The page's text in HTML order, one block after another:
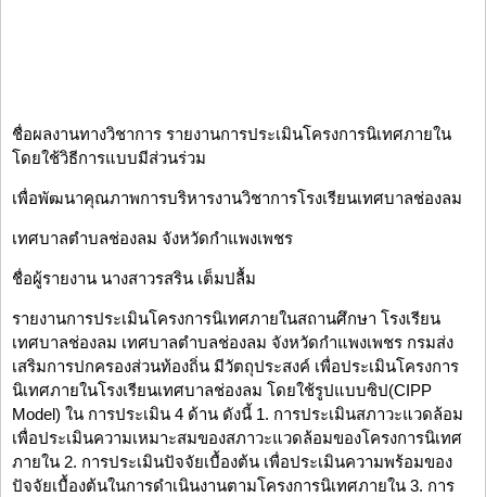
ชื่อผลงานทางวิชาการ รายงานการประเมินโครงการนิเทศภายใน
โดยใช้วิธีการแบบมีส่วนร่วม
เพื่อพัฒนาคุณภาพการบริหารงานวิชาการโรงเรียนเทศบาลช่องลม
เทศบาลตำบลช่องลม จังหวัดกำแพงเพชร
ชื่อผู้รายงาน นางสาวรสริน เต็มปลื้ม
รายงานการประเมินโครงการนิเทศภายในสถานศึกษา โรงเรียน
เทศบาลช่องลม เทศบาลตำบลช่องลม จังหวัดกำแพงเพชร กรมส่ง
เสริมการปกครองส่วนท้องถิ่น มีวัตถุประสงค์ เพื่อประเมินโครงการ
นิเทศภายในโรงเรียนเทศบาลช่องลม โดยใช้รูปแบบซิป(CIPP
Model) ใน การประเมิน 4 ด้าน ดังนี้ 1. การประเมินสภาวะแวดล้อม
เพื่อประเมินความเหมาะสมของสภาวะแวดล้อมของโครงการนิเทศ
ภายใน 2. การประเมินปัจจัยเบื้องต้น เพื่อประเมินความพร้อมของ
ปัจจัยเบื้องต้นในการดำเนินงานตามโครงการนิเทศภายใน 3. การ